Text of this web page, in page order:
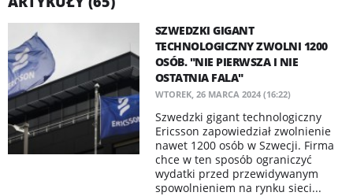
SZWEDZKI GIGANT
TECHNOLOGICZNY ZWOLNI 1200
OSÓB. "NIE PIERWSZA I NIE
OSTATNIA FALA"
WTOREK, 26 MARCA 2024 (16:22)
Szwedzki gigant technologiczny
Ericsson zapowiedział zwolnienie
nawet 1200 osób w Szwecji. Firma
chce w ten sposób ograniczyć
wydatki przed przewidywanym
spowolnieniem na rynku sieci...